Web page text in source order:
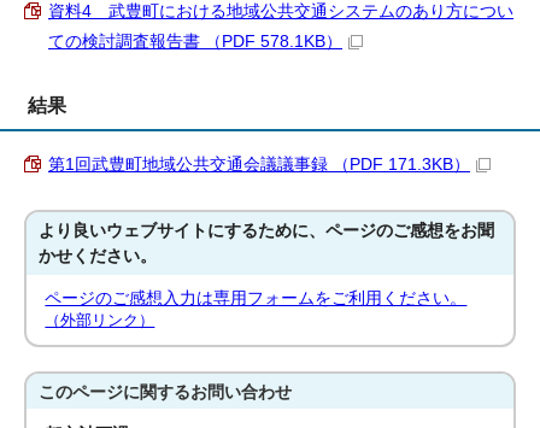
資料4 武豊町における地域公共交通システムのあり方につい
ての検討調査報告書 （PDF 578.1KB）
結果
第1回武豊町地域公共交通会議議事録 （PDF 171.3KB）
より良いウェブサイトにするために、ページのご感想をお聞
かせください。
ページのご感想入力は専用フォームをご利用ください。
（外部リンク）
このページに関するお問い合わせ